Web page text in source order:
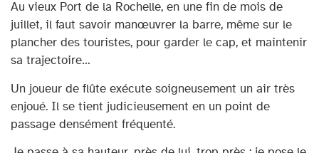
Au vieux Port de la Rochelle, en une fin de mois de
juillet, il faut savoir manœuvrer la barre, même sur le
plancher des touristes, pour garder le cap, et maintenir
sa trajectoire…
Un joueur de flûte exécute soigneusement un air très
enjoué. Il se tient judicieusement en un point de
passage densément fréquenté.